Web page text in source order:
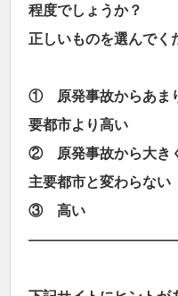
程度でしょうか？
正しいものを選んでく
① 原発事故からあま
要都市より高い
② 原発事故から大き
主要都市と変わらない
③ 高い